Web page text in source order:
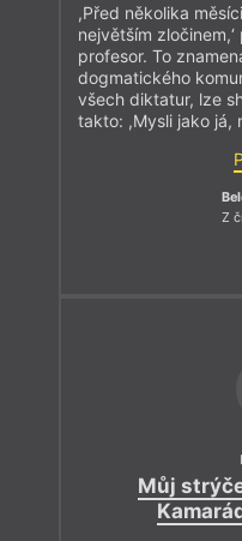
,Před několika
největším
profesor. To
dogmatického
všech diktatur, lze
takto: ,Mysli jako já,
Z
Můj